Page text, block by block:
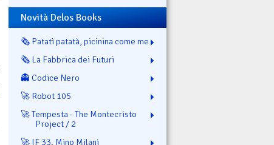
Novità Delos Books
🗞️ Patatì patatà, picinina come me
🗞️ La Fabbrica dei Futuri
👻 Codice Nero
🚀 Robot 105
🚀 Tempesta - The Montecristo
Project / 2
🚀 IF 33. Mino Milani